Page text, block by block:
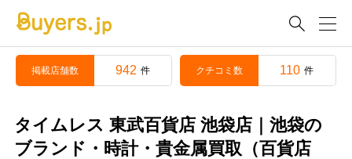

掲載店舗数 942 件 クチコミ数 110 件
タイムレス 東武百貨店 池袋店｜池袋の
ブランド・時計・貴金属買取（百貨店